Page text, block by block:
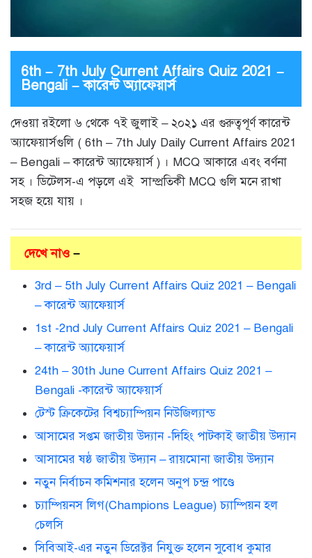
6th – 7th July Current Affairs Quiz 2021 –
Bengali – কারেন্ট অ্যাফেয়ার্স
দেওয়া রইলো ৬ থেকে ৭ই জুলাই – ২০২১ এর গুরুত্বপূর্ণ কারেন্ট
অ্যাফেয়ার্সগুলি ( 6th – 7th July Daily Current Affairs 2021
– Bengali – কারেন্ট অ্যাফেয়ার্স ) । MCQ আকারে এবং বর্ণনা
সহ । ডিটেলস-এ পড়লে এই সাম্প্রতিকী MCQ গুলি মনে রাখা
সহজ হয়ে যায় ।
দেখে নাও –
3rd – 5th July Current Affairs Quiz 2021 – Bengali
– কারেন্ট অ্যাফেয়ার্স
1st -2nd July Current Affairs Quiz 2021 – Bengali
– কারেন্ট অ্যাফেয়ার্স
24th – 30th June Current Affairs Quiz 2021 –
Bengali -কারেন্ট অ্যাফেয়ার্স
টেস্ট ক্রিকেটের বিশ্বচ্যাম্পিয়ন নিউজিল্যান্ড
আসামের সপ্তম জাতীয় উদ্যান -দিহিং পাটকাই জাতীয় উদ্যান
আসামের ষষ্ঠ জাতীয় উদ্যান – রায়মোনা জাতীয় উদ্যান
নতুন নির্বাচন কমিশনার হলেন অনুপ চন্দ্র পাণ্ডে
চ্যাম্পিয়নস লিগ(Champions League) চ্যাম্পিয়ন হল
চেলসি
সিবিআই-এর নতুন ডিরেক্টর নিযুক্ত হলেন সুবোধ কুমার